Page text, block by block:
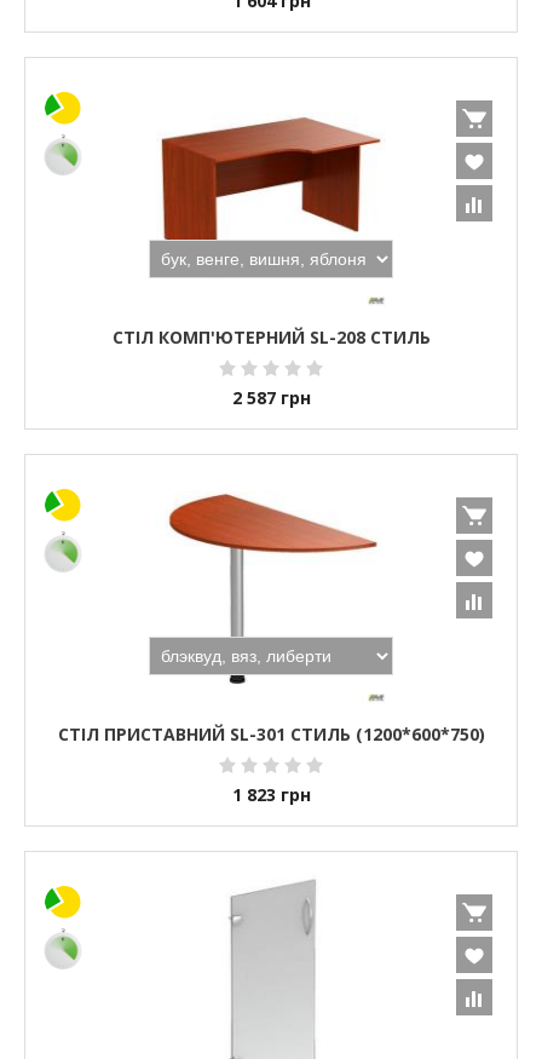
СТІЛ КОМП'ЮТЕРНИЙ SL-208 СТИЛЬ
2 587 грн
СТІЛ ПРИСТАВНИЙ SL-301 СТИЛЬ (1200*600*750)
1 823 грн